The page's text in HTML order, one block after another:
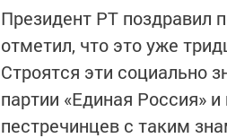
Президент РТ поздравил
отметил, что это уже
Строятся эти социально
партии «Единая Россия»
пестречинцев с таким